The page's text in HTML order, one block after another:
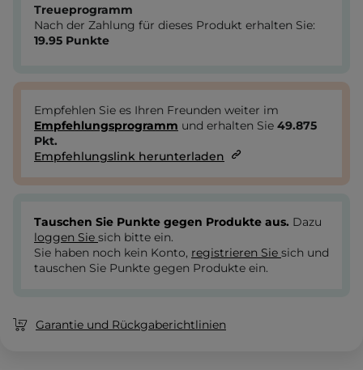
Treueprogramm
Nach der Zahlung für dieses Produkt erhalten Sie:
19.95 Punkte
Empfehlen Sie es Ihren Freunden weiter im
Empfehlungsprogramm und erhalten Sie 49.875
Pkt.
Empfehlungslink herunterladen
Tauschen Sie Punkte gegen Produkte aus. Dazu
loggen Sie sich bitte ein.
Sie haben noch kein Konto, registrieren Sie sich und
tauschen Sie Punkte gegen Produkte ein.
Garantie und Rückgaberichtlinien